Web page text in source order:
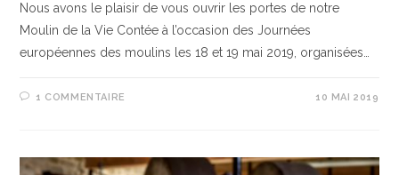
Nous avons le plaisir de vous ouvrir les portes de notre
Moulin de la Vie Contée à l’occasion des Journées
européennes des moulins les 18 et 19 mai 2019, organisées…
1 COMMENTAIRE 10 MAI 2019